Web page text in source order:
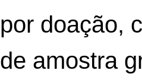
doação,
amostra